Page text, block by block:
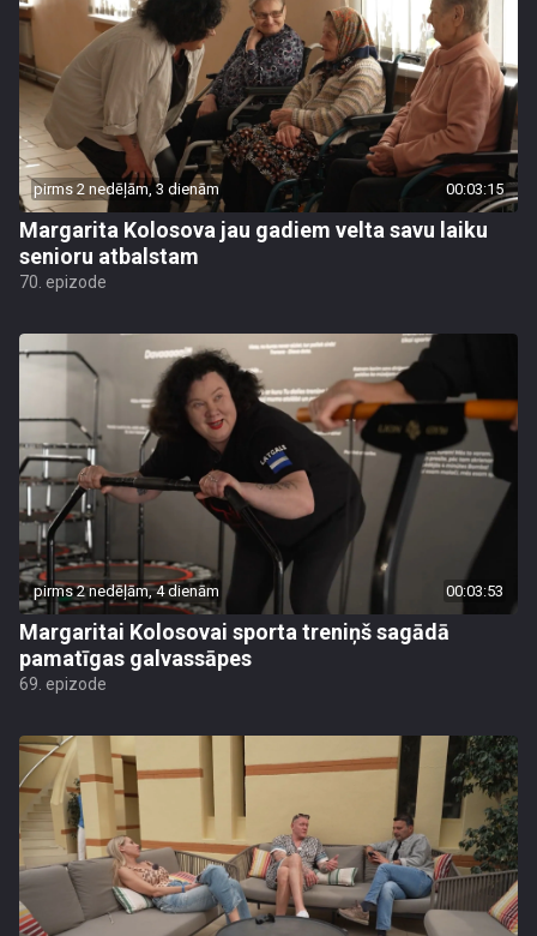
pirms 2 nedēļām, 3 dienām 00:03:15
Margarita Kolosova jau gadiem velta savu laiku
senioru atbalstam
70. epizode
pirms 2 nedēļām, 4 dienām 00:03:53
Margaritai Kolosovai sporta treniņš sagādā
pamatīgas galvassāpes
69. epizode